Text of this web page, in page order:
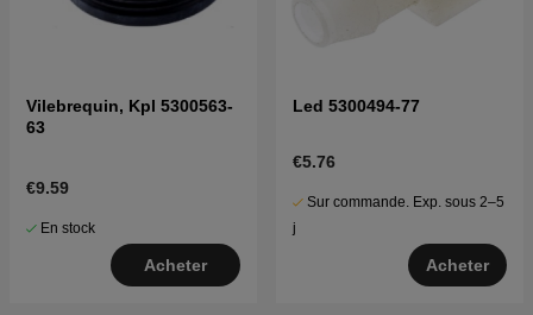
Vilebrequin, Kpl 5300563-
63
€9.59
En stock
Acheter
Led 5300494-77
€5.76
Sur commande. Exp. sous 2–5
j
Acheter